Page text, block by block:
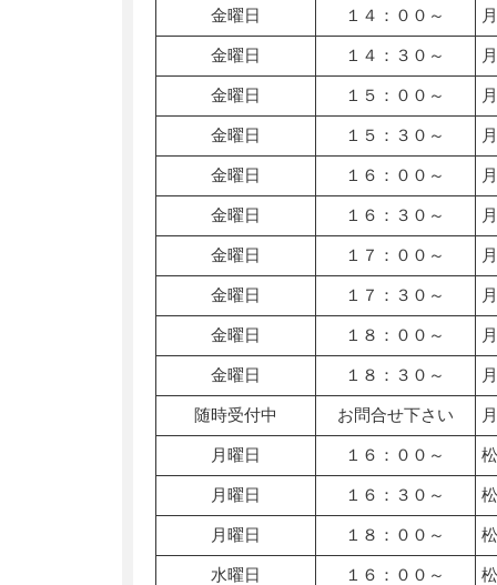
金曜日 １４：００～
金曜日 １４：３０～
金曜日 １５：００～
金曜日 １５：３０～
金曜日 １６：００～
金曜日 １６：３０～
金曜日 １７：００～
金曜日 １７：３０～
金曜日 １８：００～
金曜日 １８：３０～
随時受付中 お問合せ下さい
月曜日 １６：００～
月曜日 １６：３０～
月曜日 １８：００～
水曜日 １６：００～